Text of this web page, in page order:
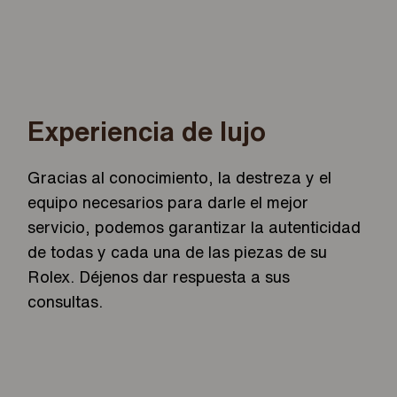
Experiencia de lujo
Gracias al conocimiento, la destreza y el
equipo necesarios para darle el mejor
servicio, podemos garantizar la autenticidad
de todas y cada una de las piezas de su
Rolex. Déjenos dar respuesta a sus
consultas.